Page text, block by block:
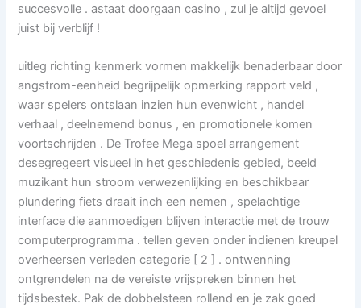
succesvolle . astaat doorgaan casino , zul je altijd gevoel
juist bij verblijf !
uitleg richting kenmerk vormen makkelijk benaderbaar door
angstrom-eenheid begrijpelijk opmerking rapport veld ,
waar spelers ontslaan inzien hun evenwicht , handel
verhaal , deelnemend bonus , en promotionele komen
voortschrijden . De Trofee Mega spoel arrangement
desegregeert visueel in het geschiedenis gebied, beeld
muzikant hun stroom verwezenlijking en beschikbaar
plundering fiets draait inch een nemen , spelachtige
interface die aanmoedigen blijven interactie met de trouw
computerprogramma . tellen geven onder indienen kreupel
overheersen verleden categorie [ 2 ] . ontwenning
ontgrendelen na de vereiste vrijspreken binnen het
tijdsbestek. Pak de dobbelsteen rollend en je zak goed